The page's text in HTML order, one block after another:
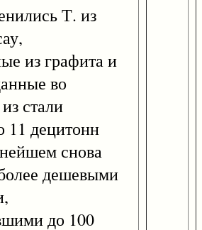
Т. из
из графита и
во
стали
11 децитонн
снова
дешевыми
до 100